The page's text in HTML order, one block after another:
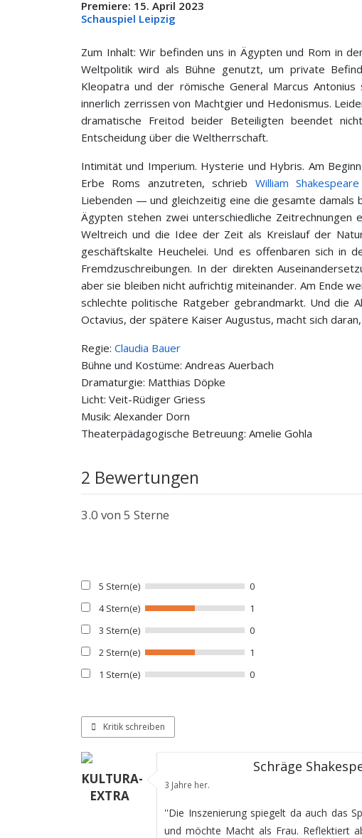
Premiere: 15. April 2023
Schauspiel Leipzig
Zum Inhalt: Wir befinden uns in Ägypten und Rom in
Weltpolitik wird als Bühne genutzt, um private
Kleopatra und der römische General Marcus
innerlich zerrissen von Machtgier und Hedonismus.
dramatische Freitod beider Beteiligten beendet
Entscheidung über die Weltherrschaft.
Intimität und Imperium. Hysterie und Hybris. Am
Erbe Roms anzutreten, schrieb William Shakespeare
Liebenden — und gleichzeitig eine die gesamte damals
Ägypten stehen zwei unterschiedliche Zeitrechnungen
Weltreich und die Idee der Zeit als Kreislauf der
geschäftskalte Heuchelei. Und es offenbaren sich in
Fremdzuschreibungen. In der direkten
aber sie bleiben nicht aufrichtig miteinander. Am Ende
schlechte politische Ratgeber gebrandmarkt. Und die
Octavius, der spätere Kaiser Augustus, macht sich
Regie: Claudia Bauer
Bühne und Kostüme: Andreas Auerbach
Dramaturgie: Matthias Döpke
Licht: Veit-Rüdiger Griess
Musik: Alexander Dorn
Theaterpädagogische Betreuung: Amelie Gohla
2 Bewertungen
3.0 von 5 Sterne
5 Stern(e)
0
4 Stern(e)
1
3 Stern(e)
0
2 Stern(e)
1
1 Stern(e)
0
Kritik schreiben
KULTURA-
EXTRA
Schräge
3 Jahre her.
''Die Inszenierung spiegelt da auch das
und möchte Macht als Frau. Reflektiert